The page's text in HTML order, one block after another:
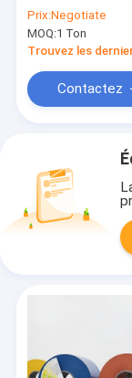
couleur RAL,
résistance à la
corrosion et
d'épaisseur
+0 -0.01mm
Prix:Negotiate
MOQ:1 Ton
Trouvez les
Contactez